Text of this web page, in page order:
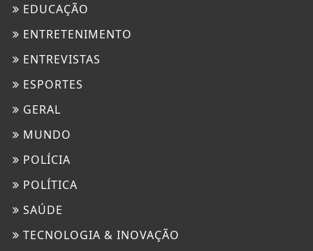
EDUCAÇÃO
ENTRETENIMENTO
ENTREVISTAS
ESPORTES
GERAL
MUNDO
POLÍCIA
POLÍTICA
SAÚDE
TECNOLOGIA & INOVAÇÃO